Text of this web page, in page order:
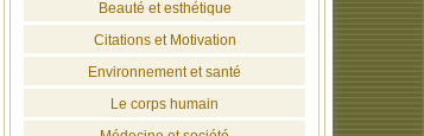
Beauté et esthétique
Citations et Motivation
Environnement et santé
Le corps humain